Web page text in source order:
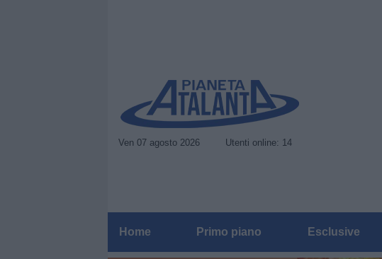
Ven 07 agosto 2026 Utenti online: 14
Home Primo piano Esclusive